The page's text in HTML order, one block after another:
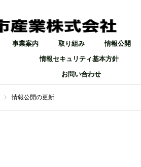
事業案内 取り組み
情報公開
情報セキュリティ基本方針
お問い合わせ
情報公開の更新